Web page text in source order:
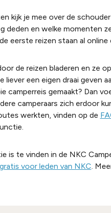
kijk je mee over de
deden en welke momenten
eerste reizen staan al
de reizen bladeren en ze
liever een eigen draai geven
camperreis gemaakt? Dan
camperaars zich erdoor
werkten, vinden op de
is te vinden in de NKC
gratis voor leden van NKC.